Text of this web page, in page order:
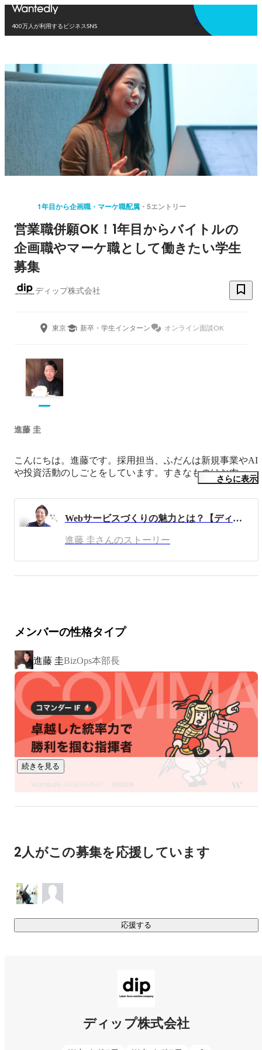
400万人が利用するビジネスSNS
アプリを使う
1年目から企画職・マーケ職配属 5エントリー
営業職併願OK！1年目からバイトルの
企画職やマーケ職として働きたい学生
募集
ディップ株式会社
東京 新卒・学生インターン オンライン面談OK
進藤 圭
こんにちは。進藤です。採用担当、ふだんは新規事業やAI
や投資活動のしごとをしています。すきなものはお肉。
早稲田大学を7年かけ卒業後、ディップに新卒入社。営業
職、ディレクター職を経て、開始後3年で15億円の売上に
ど、40件以上のサービス企画に参加。
また、スタートアップ支援では投資担当を兼ね
「AI.Accelarator」アクセラ責任者、「ASAC」青山スター
トアップアクセラメンター、「OIH」大阪イノベーション
ハブメンターなど。株式会社GAUSS社外取締役、株式会
社JollyGood社外取締役。TBSラジオ「好奇心家族」ニュー
ス解説者。
いろいろとっ散らかっているものの特命係長的ライフを満
喫中。
＜お会いになりたい方へ＞
オフィシャルにはこんな感じですが、15部門を渡り歩いて
ますのでどんなお話でもできます。
＜興味関心＞
https://www.instagram.com/sin10k/
やってることはこちらから。
→　http://ainow.ai/accelerator/
→　http://astavision.com/contents/interview/3550
起業家相談会「スタートアップカフェ」
日本最大のスタートアップニュースサイト
さらに表示
Webサービスづくりの魅力とは？【ディップの社員が語るお】
進藤 圭さんのストーリー
続きを読む
メンバーの性格タイプ
進藤 圭BizOps本部長
続きを見る
2人がこの募集を応援しています
応援する
ディップ株式会社